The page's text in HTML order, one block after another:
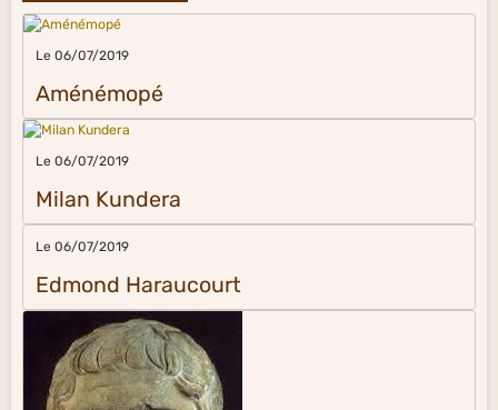
Le 06/07/2019
Aménémopé
Le 06/07/2019
Milan Kundera
Le 06/07/2019
Edmond Haraucourt